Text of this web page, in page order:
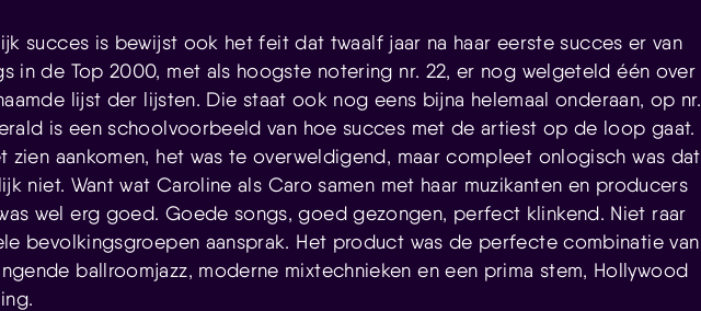
succes is bewijst ook het feit dat twaalf jaar na haar eerste succes er van
in de Top 2000, met als hoogste notering nr. 22, er nog welgeteld één over
lijst der lijsten. Die staat ook nog eens bijna helemaal onderaan, op nr.
is een schoolvoorbeeld van hoe succes met de artiest op de loop gaat.
zien aankomen, het was te overweldigend, maar compleet onlogisch was dat
niet. Want wat Caroline als Caro samen met haar muzikanten en producers
wel erg goed. Goede songs, goed gezongen, perfect klinkend. Niet raar
bevolkingsgroepen aansprak. Het product was de perfecte combinatie van
ballroomjazz, moderne mixtechnieken en een prima stem, Hollywood